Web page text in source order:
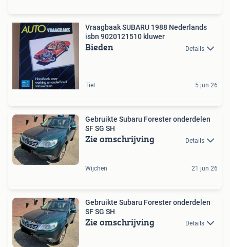
Vraagbaak SUBARU 1988 Nederlands
isbn 9020121510 kluwer
Bieden Details
Tiel 5 jun 26
Gebruikte Subaru Forester onderdelen
SF SG SH
Zie omschrijving Details
Wijchen 21 jun 26
Gebruikte Subaru Forester onderdelen
SF SG SH
Zie omschrijving Details